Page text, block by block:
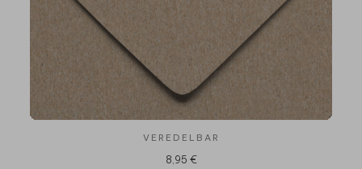
VEREDELBAR
8,95 €